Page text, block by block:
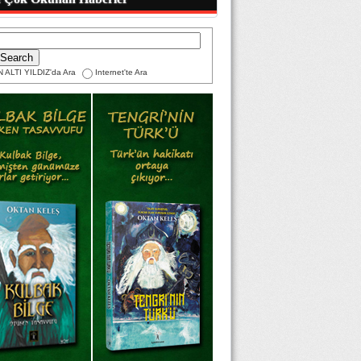
ALTI YILDIZ'da Ara Internet'te Ara